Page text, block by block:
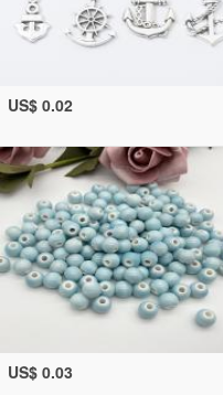
US$ 0.02
US$ 0.03